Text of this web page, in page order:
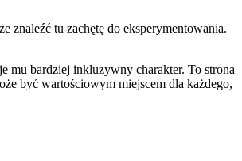
znaleźć tu zachętę do eksperymentowania.
mu bardziej inkluzywny charakter. To strona
być wartościowym miejscem dla każdego,